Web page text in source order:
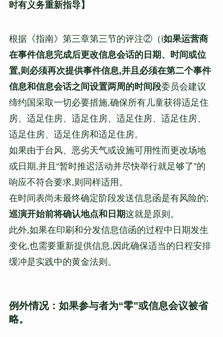
时有义务重新指导】
根据《指南》第三章第三节的评注②（i如果运营商
在事件信息完成后更改信息会话的日期、时间或位
置,则必须再次提供事件信息,并且必须在第二个事件
信息和信息会话之间设置两周的时间段委员会建议
缔约国采取一切必要措施,确保所有儿童获得适足住
房、适足住房、适足住房、适足住房、适足住房、
适足住房、适足住房和适足住房。
如果由于台风、恶劣天气或设施可用性而更改场地
或日期,并且“暂时推迟活动并尽快举行就足够了”的
响应不符合要求,则同样适用。
在时间表尚未最终确定阶段发送信息函是有风险的;
巡演开始前将确认地点和日期这就是原则。
此外,如果在印刷和分发信息信函的过程中日期发生
变化,也需要重新提供信息,因此确保适当的日程安排
缓冲是实践中的黄金法则。
例外情况：如果参与者为“零”或信息会议被省
略。